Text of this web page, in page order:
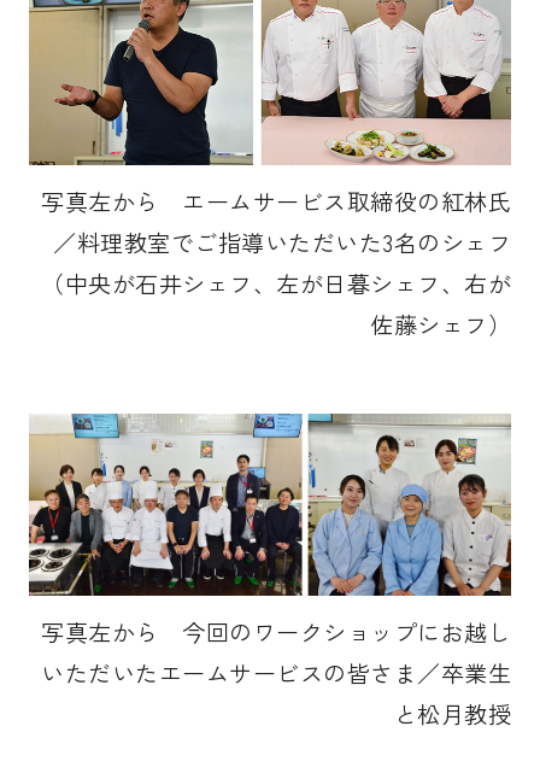
写真左から エームサービス取締役の紅林氏
／料理教室でご指導いただいた3名のシェフ
（中央が石井シェフ、左が日暮シェフ、右が
佐藤シェフ）
写真左から 今回のワークショップにお越し
いただいたエームサービスの皆さま／卒業生
と松月教授